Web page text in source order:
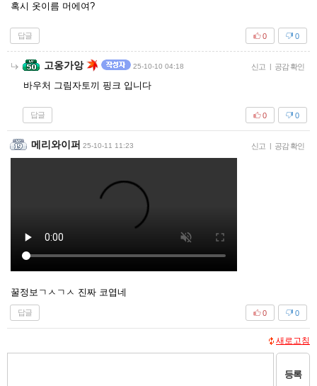
혹시 옷이름 머에여?
답글 0
0
고옹가앙 25-10-10 04:18 신고 | 공감 확인
바우처 그림자토끼 핑크 입니다
답글 0
0
메리와이퍼 25-10-11 11:23 신고 | 공감 확인
꿀정보ㄱㅅㄱㅅ 진짜 코엽네
답글 0
0
새로고침